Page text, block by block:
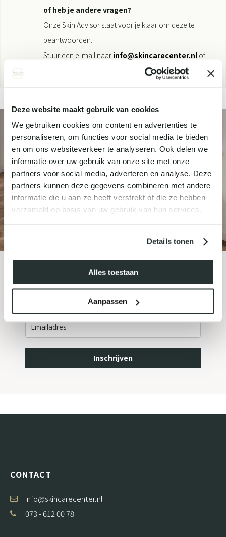
Deze website maakt gebruik van cookies
We gebruiken cookies om content en advertenties te
personaliseren, om functies voor social media te bieden
en om ons websiteverkeer te analyseren. Ook delen we
informatie over uw gebruik van onze site met onze
partners voor social media, adverteren en analyse. Deze
partners kunnen deze gegevens combineren met andere
informatie die u aan ze heeft verstrekt of die ze hebben
verzameld op basis van uw gebruik van hun services.
Details tonen
Alles toestaan
Aanpassen
of heb je andere vragen?
Onze Skin Advisor staat voor je klaar om deze te
beantwoorden.
Stuur een e-mail naar info@skincarecenter.nl of
073-6120078.
MELD JE AAN VOOR ONZE
NIEUWSBRIEF
Inschrijven
CONTACT
info@skincarecenter.nl
073 - 612 00 78